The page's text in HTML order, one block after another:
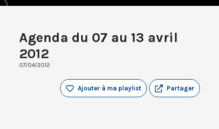
Agenda du 07 au 13 avril
2012
07/04/2012
Partager
Ajouter à ma playlist